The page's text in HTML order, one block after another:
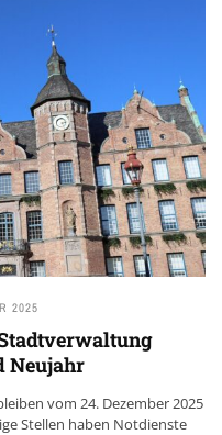
2025
Neujahr
vom 24. Dezember 2025
Stellen haben Notdienste